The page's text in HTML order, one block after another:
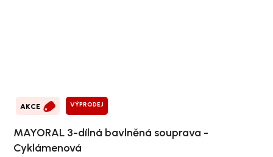
AKCE VÝPRODEJ
MAYORAL 3-dílná bavlněná souprava -
Cyklámenová